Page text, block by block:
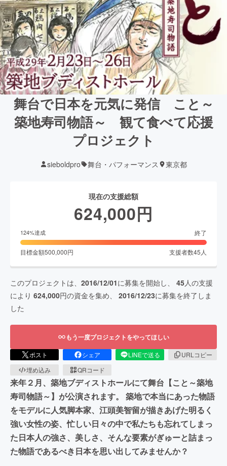
舞台で日本を元気に発信 こと～
築地寿司物語～ 観て食べて応援
プロジェクト
sieboldpro 舞台・パフォーマンス 東京都
現在の支援総額
624,000円
124%達成 終了
目標金額500,000円 支援者数45 人
このプロジェクトは、 2016/12/01に募集を開始し、 45人の支援
により 624,000円の資金を集め、 2016/12/23に募集を終了しま
した
もう一度プロジェクトをやってほしい
ポスト シェア LINEで送る
URLコピー
埋め込み
QRコード
来年２月、築地ブディストホールにて舞台【こと～築地
寿司物語～】が公演されます。 築地で本当にあった物語
をモデルに人気脚本家、江頭美智留が描きあげた明るく
強い女性の姿、忙しい日々の中で私たちも忘れてしまっ
た日本人の強さ、美しさ、そんな要素がぎゅーと詰まっ
た物語であるべき日本を思い出してみませんか？